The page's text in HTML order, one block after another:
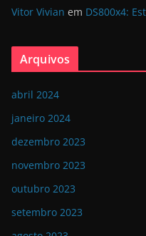
Vitor Vivian em DS800x4:
Arquivos
abril 2024
janeiro 2024
dezembro 2023
novembro 2023
outubro 2023
setembro 2023